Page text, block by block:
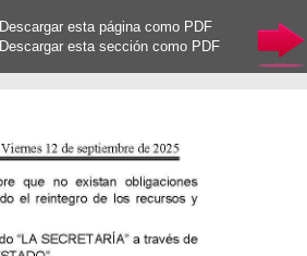
Descargar esta página como PDF
Descargar esta sección como PDF